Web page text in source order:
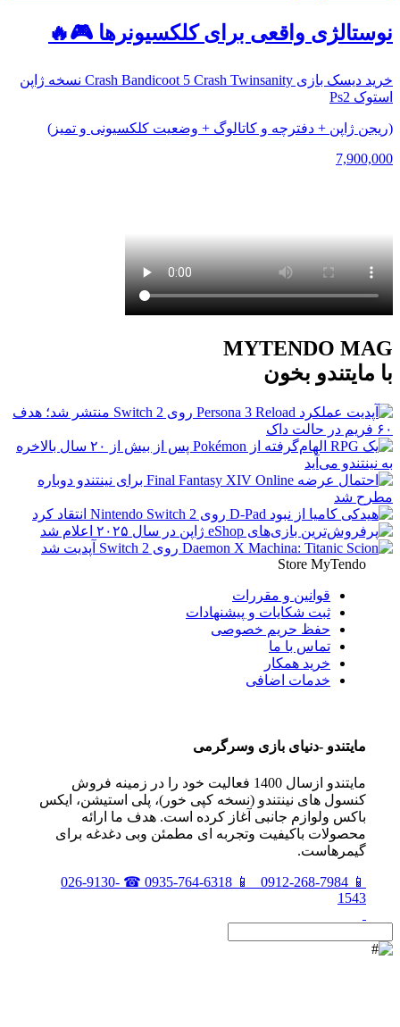
نوستالژی واقعی برای کلکسیونرها 🎮🔥
خرید دیسک بازی Crash Bandicoot 5 Crash Twinsanity نسخه ژاپن
استوک Ps2
(ریجن ژاپن + دفترچه و کاتالوگ + وضعیت کلکسیونی و تمیز)
7,900,000
MYTENDO MAG
با مایتندو بخون
Store MyTendo
قوانین و مقررات
ثبت شکایات و پیشنهادات
حفظ حریم خصوصی
تماس با ما
خرید همکار
خدمات اضافی
مايتندو -دنياى بازى وسرگرمى
مايتندو ازسال 1400 فعاليت خود را در زمينه فروش
كنسول هاى نينتندو (نسخه كپى خور)، پلى استيشن، ايكس
باكس ولوازم جانبى آغاز كرده است. هدف ما ارائه
محصولات باكيفيت وتجربه اى مطمئن وبى دغدغه براى
گيمرهاست.
📱
0912-268-7984
📱
0935-764-6318
☎
026-9130-
1543